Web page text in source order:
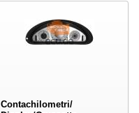
Contachilometri/